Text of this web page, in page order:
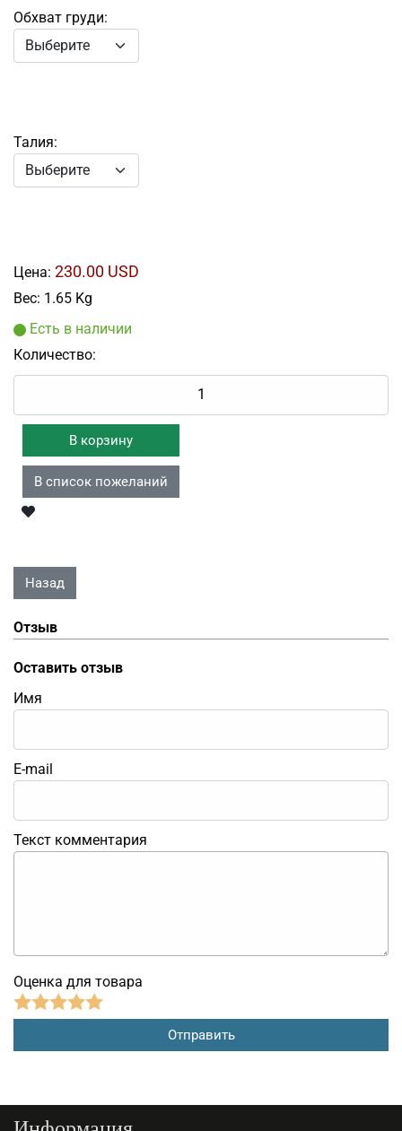
Обхват груди:
Талия:
Цена: 230.00 USD
Вес: 1.65 Kg
Есть в наличии
Количество:
Отзыв
Оставить отзыв
Имя
E-mail
Текст комментария
Оценка для товара